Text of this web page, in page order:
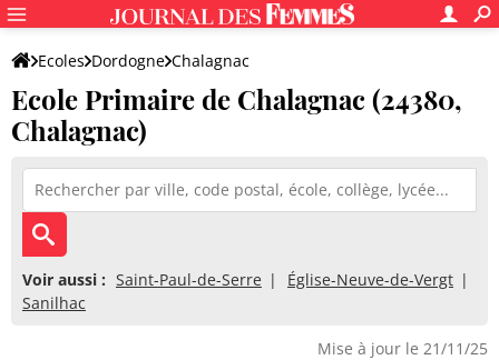
Ecoles Dordogne Chalagnac
Ecole Primaire de Chalagnac
Ecole Primaire de Chalagnac (24380,
Chalagnac)
Voir aussi : Saint-Paul-de-Serre
Église-Neuve-de-Vergt
Sanilhac
Mise à jour le 21/11/25